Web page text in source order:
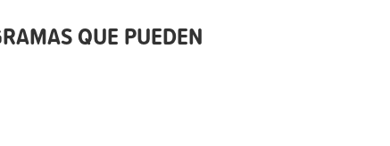
QUE PUEDEN